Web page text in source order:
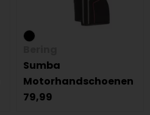
Sumba
Motorhandschoenen
79,99